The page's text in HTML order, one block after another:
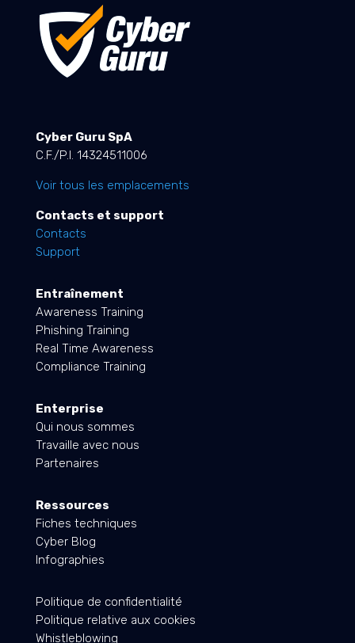
Cyber Guru SpA
C.F./P.I. 14324511006
Voir tous les emplacements
Contacts et support
Contacts
Support
Entraînement
Awareness Training
Phishing Training
Real Time Awareness
Compliance Training
Enterprise
Qui nous sommes
Travaille avec nous
Partenaires
Ressources
Fiches techniques
Cyber Blog
Infographies
Politique de confidentialité
Politique relative aux cookies
Whistleblowing